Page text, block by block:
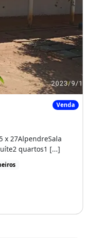
Venda
x 27AlpendreSala
quartos1 [...]